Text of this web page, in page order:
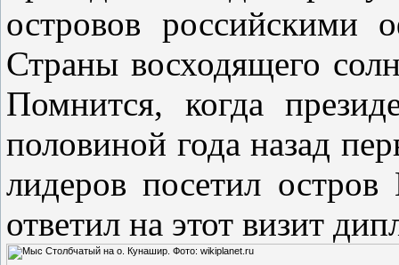
островов российскими
Страны восходящего
Помнится, когда
половиной года назад
лидеров посетил
ответил на этот визит